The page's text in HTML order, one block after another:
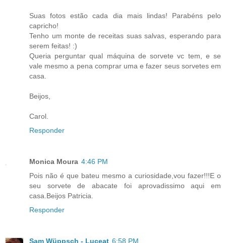
Suas fotos estão cada dia mais lindas! Parabéns pelo
capricho!
Tenho um monte de receitas suas salvas, esperando para
serem feitas! :)
Queria perguntar qual máquina de sorvete vc tem, e se
vale mesmo a pena comprar uma e fazer seus sorvetes em
casa.
Beijos,
Carol.
Responder
Monica Moura 4:46 PM
Pois não é que bateu mesmo a curiosidade,vou fazer!!!E o
seu sorvete de abacate foi aprovadissimo aqui em
casa.Beijos Patricia.
Responder
Sam Wüppsch - Luceat 6:58 PM